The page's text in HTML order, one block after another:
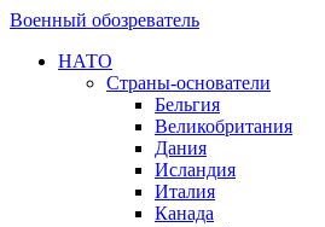
Военный обозреватель
НАТО
Страны-основатели
Бельгия
Великобритания
Дания
Исландия
Италия
Канада